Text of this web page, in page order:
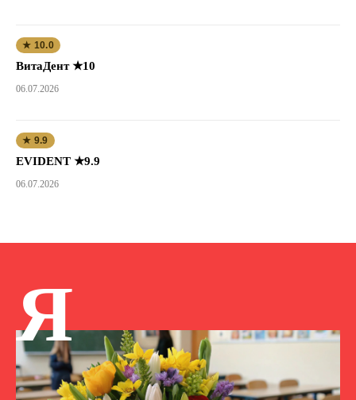
★ 10.0
ВитаДент ★10
06.07.2026
★ 9.9
EVIDENT ★9.9
06.07.2026
Я